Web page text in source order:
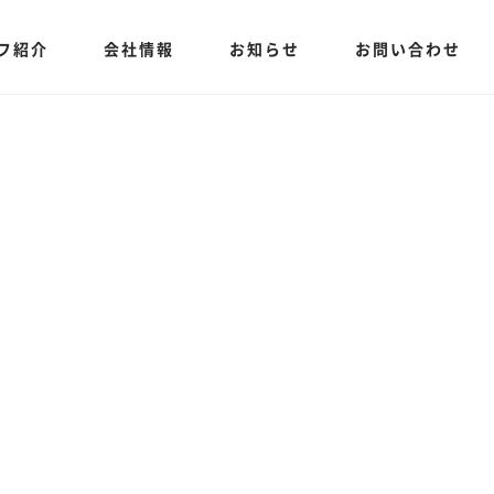
紹介 会社情報 お知らせ お問い合わせ